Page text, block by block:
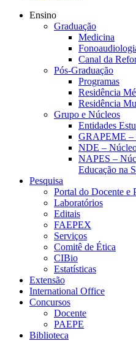
Ensino
Graduação
Medicina
Canal da
Pós-Graduação
Programas
Residência
Residência
Grupo e Núcleos
Entidades
GRAPEME –
NDE –
NAPES –
Educação na
Pesquisa
Portal do Docente e
Laboratórios
Editais
FAEPEX
Serviços
Comitê de Ética
CIBio
Estatísticas
Extensão
International Office
Concursos
Docente
PAEPE
Biblioteca